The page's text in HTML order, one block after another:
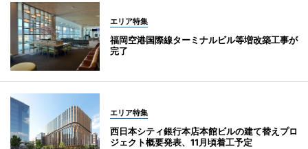
エリア特集
福岡空港国際線ターミナルビル等増改築工事が
完了
エリア特集
西日本シティ銀行本店本館ビルの建て替えプロ
ジェクト概要発表、11月頃着工予定